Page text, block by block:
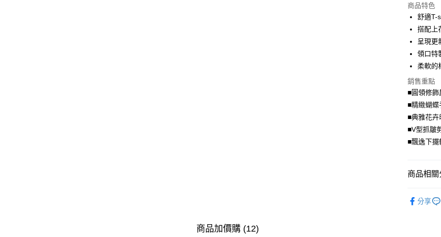
LINE Pay
Apple Pay
街口支付
悠遊付
Google Pay
全盈+PAY
大哥付你
相關說明
【大哥付
流程，驗
完成交易。
4.訂單成
消。如遇
1.分期款
【關於「
１．簡單
ATM付款
商品特色
舒適T-
搭配上
呈現更
領口特
柔軟的
銷售重點
■圓領修飾
■精緻蝴蝶
■典雅花卉
■V型抓皺
■飄逸下擺
商品相關
分享
商品加價購 (12)